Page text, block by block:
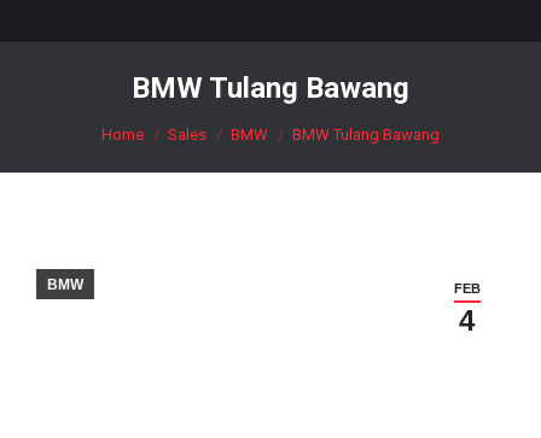
BMW Tulang Bawang
You are here:
Home Sales BMW BMW Tulang Bawang
FEB
4
BMW